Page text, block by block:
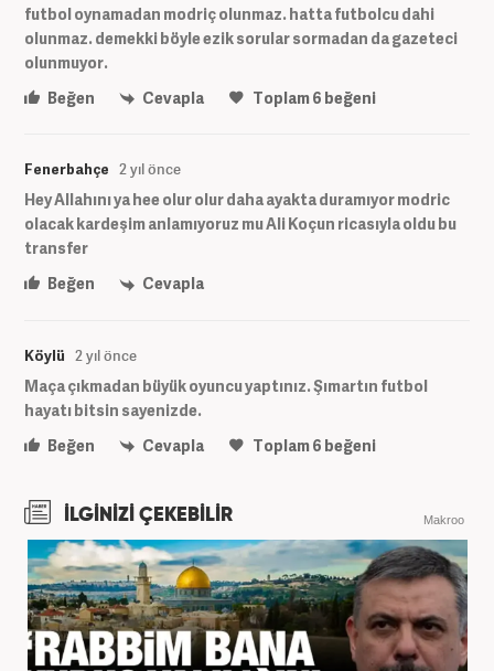
futbol oynamadan modriç olunmaz. hatta futbolcu dahi
olunmaz. demekki böyle ezik sorular sormadan da gazeteci
olunmuyor.
Beğen
Cevapla Toplam6 beğeni
Fenerbahçe 2 yıl önce
Hey Allahını ya hee olur olur daha ayakta duramıyor modric
olacak kardeşim anlamıyoruz mu Ali Koçun ricasıyla oldu bu
transfer
Beğen
Cevapla
Köylü 2 yıl önce
Maça çıkmadan büyük oyuncu yaptınız. Şımartın futbol
hayatı bitsin sayenizde.
Beğen
Cevapla Toplam6 beğeni
İLGİNİZİ ÇEKEBİLİR Makroo